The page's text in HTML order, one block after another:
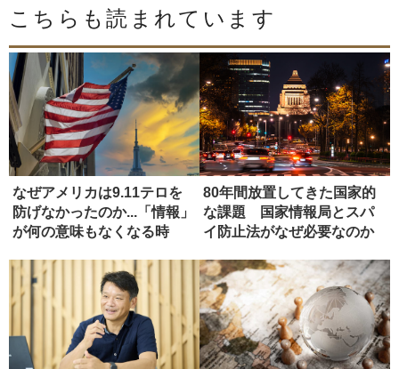
こちらも読まれています
なぜアメリカは9.11テロを
防げなかったのか...「情報」
が何の意味もなくなる時
80年間放置してきた国家的
な課題 国家情報局とスパ
イ防止法がなぜ必要なのか